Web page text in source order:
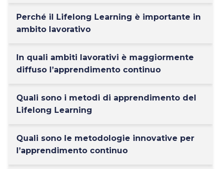
Perché il Lifelong Learning è importante in
ambito lavorativo
In quali ambiti lavorativi è maggiormente
diffuso l’apprendimento continuo
Quali sono i metodi di apprendimento del
Lifelong Learning
Quali sono le metodologie innovative per
l’apprendimento continuo